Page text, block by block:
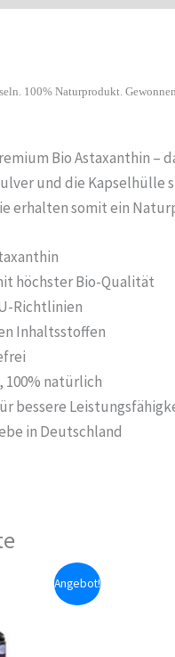
100% Naturprodukt.
Bio
und die Kapselhülle
erhalten somit ein
höchster Bio-Qualität
Richtlinien
Inhaltsstoffen
100% natürlich
bessere
in Deutschland
Angebot!